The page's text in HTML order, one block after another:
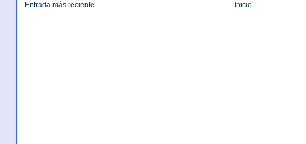
Entrada más reciente Inicio